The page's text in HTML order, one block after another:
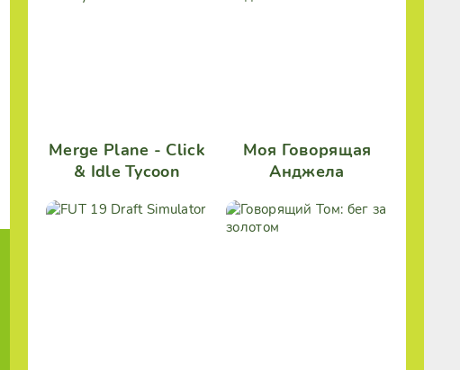
Merge Plane - Click
& Idle Tycoon
Моя Говорящая
Анджела